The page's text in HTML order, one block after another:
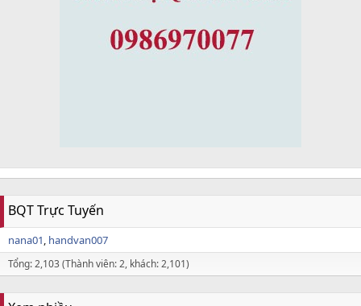
BQT Trực Tuyến
nana01 handvan007
Tổng: 2,103 (Thành viên: 2, khách: 2,101)